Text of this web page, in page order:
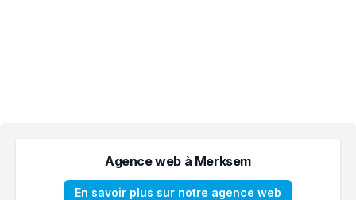
Agence web à Merksem
En savoir plus sur notre agence web